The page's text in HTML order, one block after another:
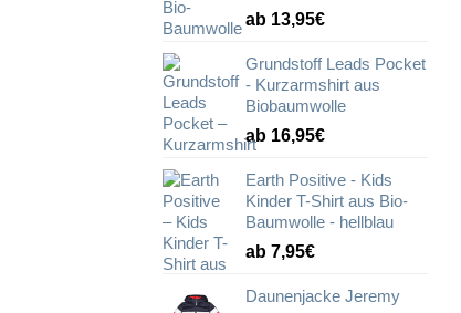
ab 13,95€
Grundstoff Leads Pocket
- Kurzarmshirt aus
Biobaumwolle
ab 16,95€
Earth Positive - Kids
Kinder T-Shirt aus Bio-
Baumwolle - hellblau
ab 7,95€
Daunenjacke Jeremy